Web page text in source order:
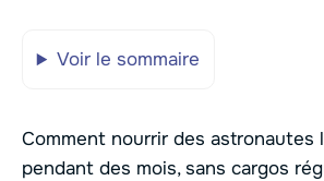
Voir le sommaire
Comment nourrir des astronautes
pendant des mois, sans cargos